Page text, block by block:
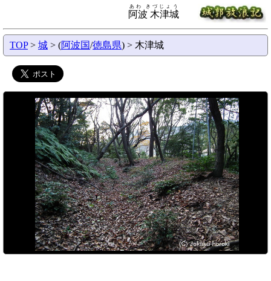
阿波 木津城
あわ きづじょう
TOP> 城 > (阿波国/徳島県) > 木津城